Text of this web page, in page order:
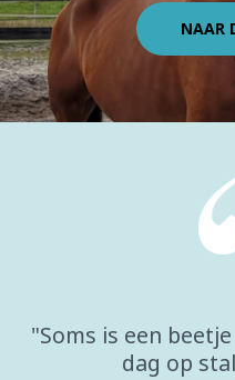
NAAR
"Soms is een
dag op